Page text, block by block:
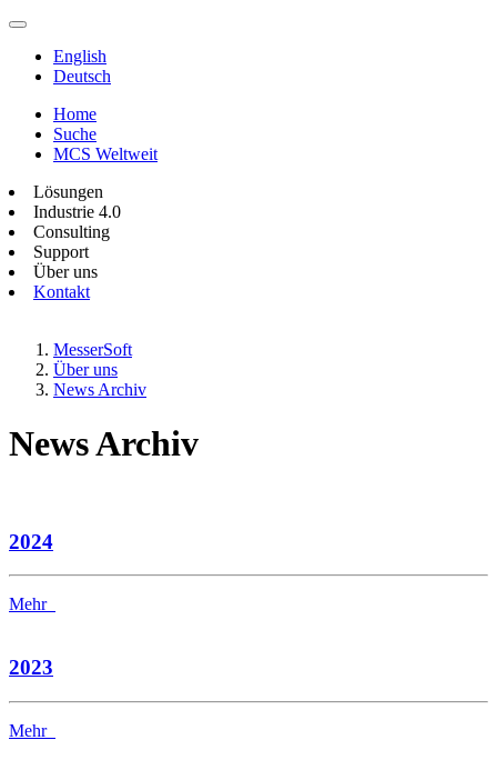
English
Deutsch
Home
Suche
MCS Weltweit
Lösungen
Industrie 4.0
Consulting
Support
Über uns
Kontakt
MesserSoft
Über uns
News Archiv
News Archiv
2024
Mehr
2023
Mehr